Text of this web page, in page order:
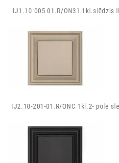
IJ1.10-005-01.R/ON31 1kl.slēdzis
IJ2.10-201-01.R/ONC 1kl.2- pole